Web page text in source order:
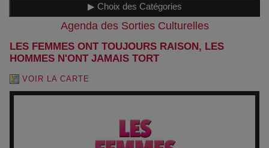
▶ Choix des Catégories
Agenda des Sorties Culturelles
LES FEMMES ONT TOUJOURS RAISON, LES
HOMMES N'ONT JAMAIS TORT
VOIR LA CARTE